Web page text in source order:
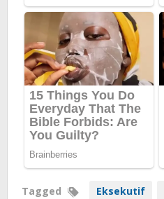
Tagged Eksekutif